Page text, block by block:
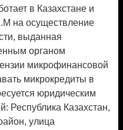
в Казахстане и
на осуществление
выданная
органом
микрофинансовой
микрокредиты в
юридическим
Республика Казахстан,
улица